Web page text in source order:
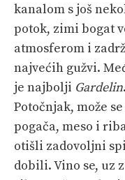
kanalom s još
potok, zimi bogat
atmosferom i
najvećih gužvi.
je najbolji Gardelin
Potočnjak, može
pogača, meso i
otišli zadovoljni
dobili. Vino se, uz